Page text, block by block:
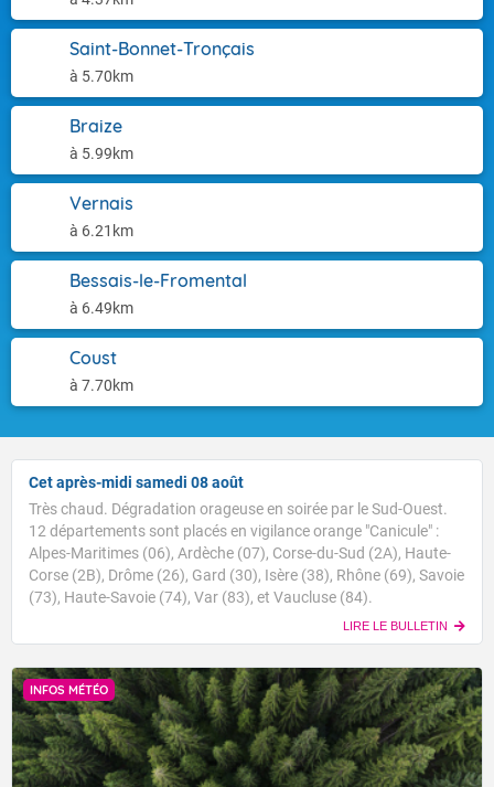
Saint-Bonnet-Tronçais
à 5.70km
Braize
à 5.99km
Vernais
à 6.21km
Bessais-le-Fromental
à 6.49km
Coust
à 7.70km
Cet après-midi samedi 08 août
Très chaud. Dégradation orageuse en soirée par le Sud-Ouest.
12 départements sont placés en vigilance orange "Canicule" :
Alpes-Maritimes (06), Ardèche (07), Corse-du-Sud (2A), Haute-
Corse (2B), Drôme (26), Gard (30), Isère (38), Rhône (69), Savoie
(73), Haute-Savoie (74), Var (83), et Vaucluse (84).
LIRE LE BULLETIN
INFOS MÉTÉO